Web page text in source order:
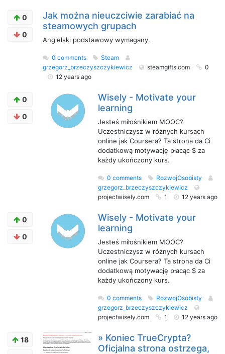
0
0
Jak można nieuczciwie zarabiać na
steamowych grupach
Angielski podstawowy wymagany.
0 comments
Steam
grzegorz_brzeczyszczykiewicz
steamgifts.com
0
12 years ago
0
0
Wisely - Motivate your
learning
Jesteś miłośnikiem MOOC?
Uczestniczysz w różnych kursach
online jak Coursera? Ta strona da Ci
dodatkową motywację płacąc $ za
każdy ukończony kurs.
0 comments
RozwojOsobisty
grzegorz_brzeczyszczykiewicz
projectwisely.com
1 12 years ago
0
0
Wisely - Motivate your
learning
Jesteś miłośnikiem MOOC?
Uczestniczysz w różnych kursach
online jak Coursera? Ta strona da Ci
dodatkową motywację płacąc $ za
każdy ukończony kurs.
0 comments
RozwojOsobisty
grzegorz_brzeczyszczykiewicz
projectwisely.com
1 12 years ago
18
» Koniec TrueCrypta?
Oficjalna strona ostrzega,